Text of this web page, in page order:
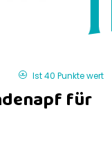
Ist 40 Punkte wert
für